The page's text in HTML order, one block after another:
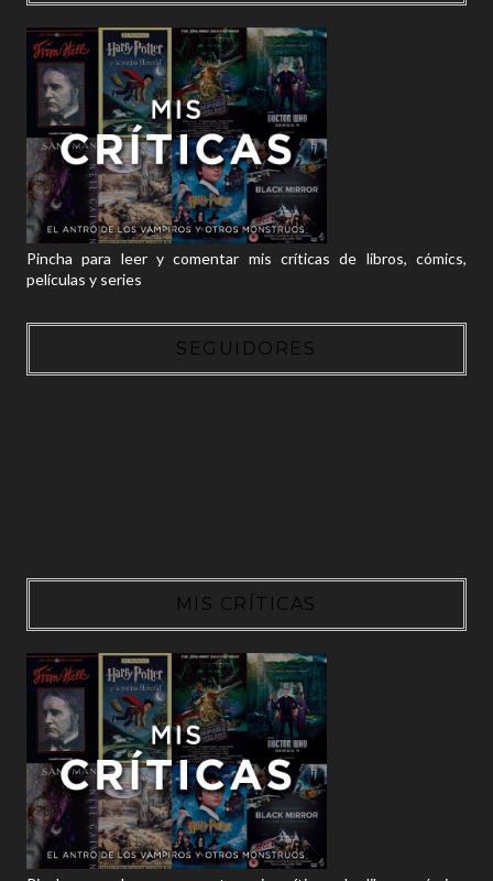
Pincha para leer y comentar mis críticas de libros, cómics,
películas y series
SEGUIDORES
MIS CRÍTICAS